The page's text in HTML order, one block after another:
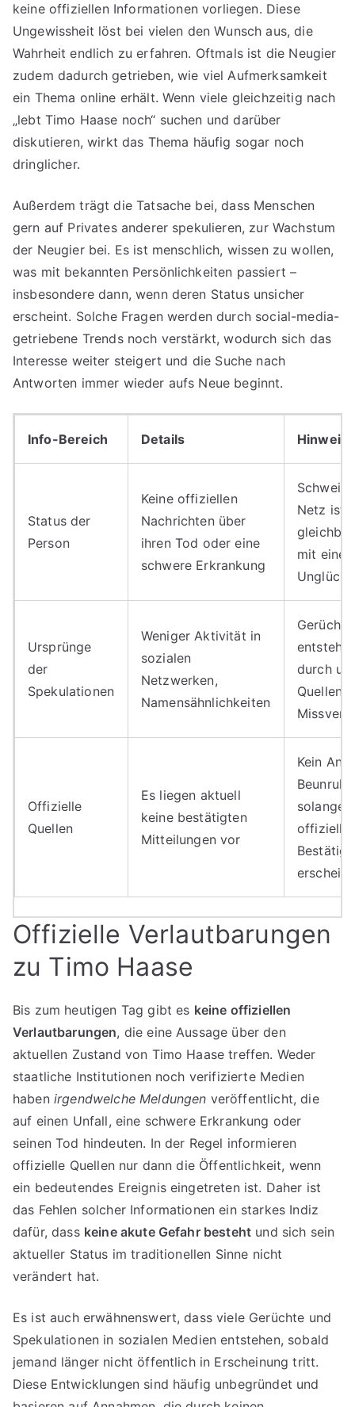
keine offiziellen Informationen vorliegen. Diese
Ungewissheit löst bei vielen den Wunsch aus, die
Wahrheit endlich zu erfahren. Oftmals ist die Neugier
zudem dadurch getrieben, wie viel Aufmerksamkeit
ein Thema online erhält. Wenn viele gleichzeitig nach
„lebt Timo Haase noch“ suchen und darüber
diskutieren, wirkt das Thema häufig sogar noch
dringlicher.
Außerdem trägt die Tatsache bei, dass Menschen
gern auf Privates anderer spekulieren, zur Wachstum
der Neugier bei. Es ist menschlich, wissen zu wollen,
was mit bekannten Persönlichkeiten passiert –
insbesondere dann, wenn deren Status unsicher
erscheint. Solche Fragen werden durch social-media-
getriebene Trends noch verstärkt, wodurch sich das
Interesse weiter steigert und die Suche nach
Antworten immer wieder aufs Neue beginnt.
Info-Bereich Details Hinweis
Status der
Person
Keine offiziellen
Nachrichten über
ihren Tod oder eine
schwere Erkrankung
Netz ist
mit
Unglück
Ursprünge
der
Spekulationen
Weniger Aktivität in
sozialen
Netzwerken,
Namensähnlichkeiten
Gerüchte
durch
Quellen
Offizielle
Quellen
Es liegen aktuell
keine bestätigten
Mitteilungen vor
Kein
solange
offizielle
erscheint
Offizielle Verlautbarungen
zu Timo Haase
Bis zum heutigen Tag gibt es keine offiziellen
Verlautbarungen, die eine Aussage über den
aktuellen Zustand von Timo Haase treffen. Weder
staatliche Institutionen noch verifizierte Medien
haben irgendwelche Meldungen veröffentlicht, die
auf einen Unfall, eine schwere Erkrankung oder
seinen Tod hindeuten. In der Regel informieren
offizielle Quellen nur dann die Öffentlichkeit, wenn
ein bedeutendes Ereignis eingetreten ist. Daher ist
das Fehlen solcher Informationen ein starkes Indiz
dafür, dass keine akute Gefahr besteht und sich sein
aktueller Status im traditionellen Sinne nicht
verändert hat.
Es ist auch erwähnenswert, dass viele Gerüchte und
Spekulationen in sozialen Medien entstehen, sobald
jemand länger nicht öffentlich in Erscheinung tritt.
Diese Entwicklungen sind häufig unbegründet und